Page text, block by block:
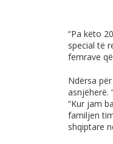
“Pa këto
special të
femrave
Ndërsa
asnjëherë.
“Kur jam
familjen
shqiptare